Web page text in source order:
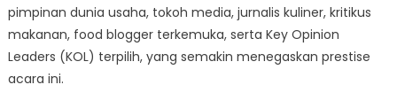
pimpinan dunia usaha, tokoh media, jurnalis kuliner, kritikus
makanan, food blogger terkemuka, serta Key Opinion
Leaders (KOL) terpilih, yang semakin menegaskan prestise
acara ini.